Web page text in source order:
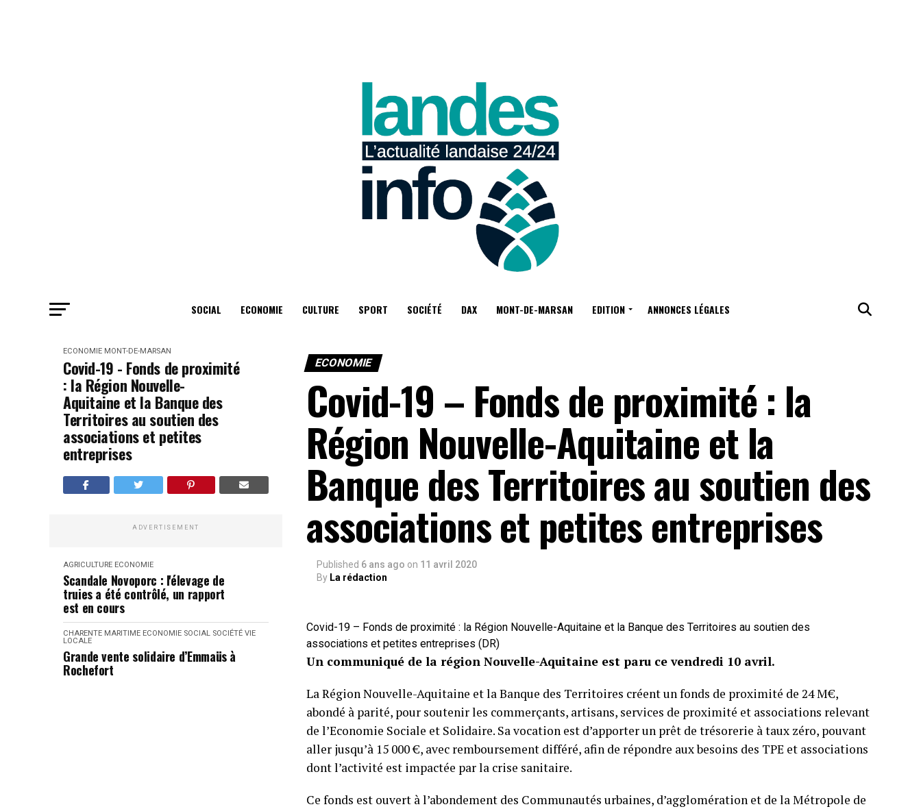
SOCIAL ECONOMIE CULTURE SPORT SOCIÉTÉ DAX MONT-DE-MARSAN EDITION ANNONCES LÉGALES
ECONOMIE MONT-DE-MARSAN
Covid-19 - Fonds de proximité
: la Région Nouvelle-
Aquitaine et la Banque des
Territoires au soutien des
associations et petites
entreprises
ADVERTISEMENT
AGRICULTURE ECONOMIE
Scandale Novoporc : l'élevage de
truies a été contrôlé, un rapport
est en cours
CHARENTE MARITIME ECONOMIE SOCIAL SOCIÉTÉ VIE
LOCALE
Grande vente solidaire d’Emmaüs à
Rochefort
ECONOMIE
Covid-19 – Fonds de proximité : la
Région Nouvelle-Aquitaine et la
Banque des Territoires au soutien des
associations et petites entreprises
Published 6 ans ago on 11 avril 2020
By La rédaction
Covid-19 – Fonds de proximité : la Région Nouvelle-Aquitaine et la Banque des Territoires au soutien des
associations et petites entreprises (DR)
Un communiqué de la région Nouvelle-Aquitaine est paru ce vendredi 10 avril.
La Région Nouvelle-Aquitaine et la Banque des Territoires créent un fonds de proximité de 24 M€,
abondé à parité, pour soutenir les commerçants, artisans, services de proximité et associations relevant
de l’Economie Sociale et Solidaire. Sa vocation est d’apporter un prêt de trésorerie à taux zéro, pouvant
aller jusqu’à 15 000 €, avec remboursement différé, afin de répondre aux besoins des TPE et associations
dont l’activité est impactée par la crise sanitaire.
Ce fonds est ouvert à l’abondement des Communautés urbaines, d’agglomération et de la Métropole de